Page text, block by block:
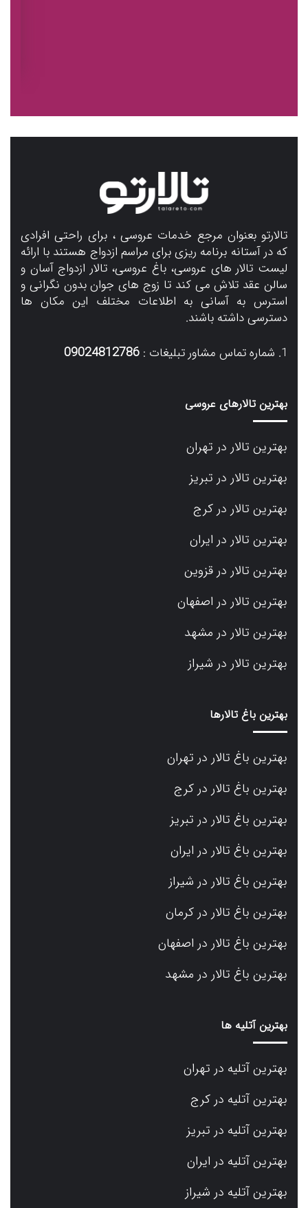
تالارتو بعنوان مرجع خدمات عروسی ، برای راحتی افرادی
که در آستانه برنامه ریزی برای مراسم ازدواج هستند با ارائه
لیست تالار های عروسی، باغ عروسی، تالار ازدواج آسان و
سالن عقد تلاش می کند تا زوج های جوان بدون نگرانی و
استرس به آسانی به اطلاعات مختلف این مکان ها
دسترسی داشته باشند.
شماره تماس مشاور تبلیغات : 09024812786
بهترین تالارهای عروسی
بهترین تالار در تهران
بهترین تالار در تبریز
بهترین تالار در کرج
بهترین تالار در ایران
بهترین تالار در قزوین
بهترین تالار در اصفهان
بهترین تالار در مشهد
بهترین تالار در شیراز
بهترین باغ تالارها
بهترین باغ تالار در تهران
بهترین باغ تالار در کرج
بهترین باغ تالار در تبریز
بهترین باغ تالار در ایران
بهترین باغ تالار در شیراز
بهترین باغ تالار در کرمان
بهترین باغ تالار در اصفهان
بهترین باغ تالار در مشهد
بهترین آتلیه ها
بهترین آتلیه در تهران
بهترین آتلیه در کرج
بهترین آتلیه در تبریز
بهترین آتلیه در ایران
بهترین آتلیه در شیراز